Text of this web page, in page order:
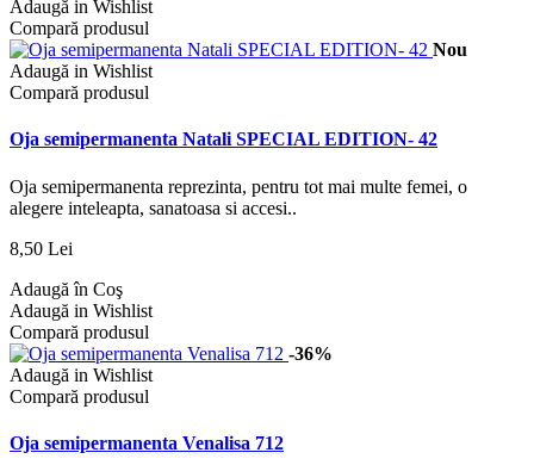
Adaugă in Wishlist
Compară produsul
Nou
Adaugă in Wishlist
Compară produsul
Oja semipermanenta Natali SPECIAL EDITION- 42
Oja semipermanenta reprezinta, pentru tot mai multe femei, o
alegere inteleapta, sanatoasa si accesi..
8,50 Lei
Adaugă în Coş
Adaugă in Wishlist
Compară produsul
-36%
Adaugă in Wishlist
Compară produsul
Oja semipermanenta Venalisa 712